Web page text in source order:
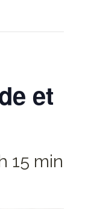
et
15 min